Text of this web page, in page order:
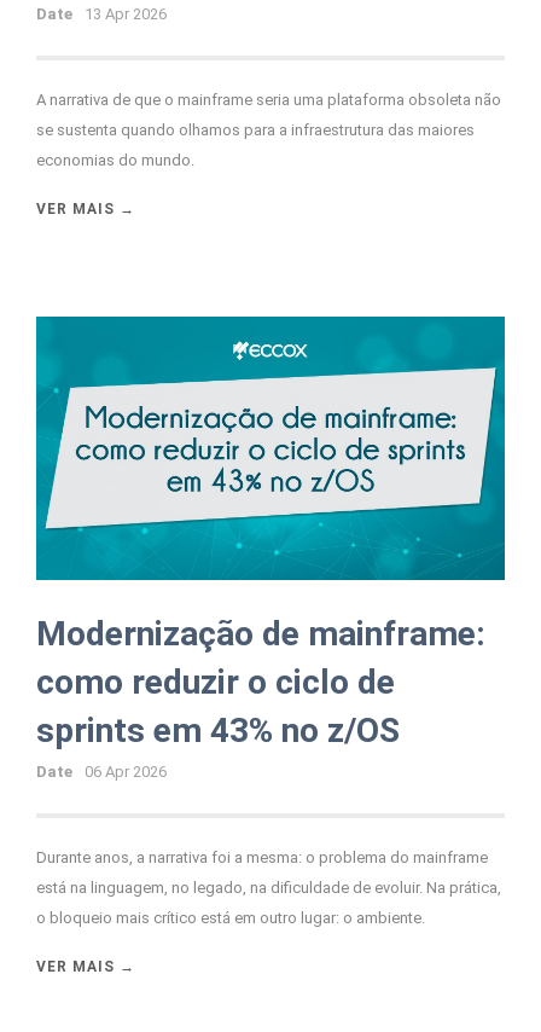
Date 13 Apr 2026
A narrativa de que o mainframe seria uma plataforma obsoleta não
se sustenta quando olhamos para a infraestrutura das maiores
economias do mundo.
VER MAIS →
Modernização de mainframe:
como reduzir o ciclo de
sprints em 43% no z/OS
Date 06 Apr 2026
Durante anos, a narrativa foi a mesma: o problema do mainframe
está na linguagem, no legado, na dificuldade de evoluir. Na prática,
o bloqueio mais crítico está em outro lugar: o ambiente.
VER MAIS →